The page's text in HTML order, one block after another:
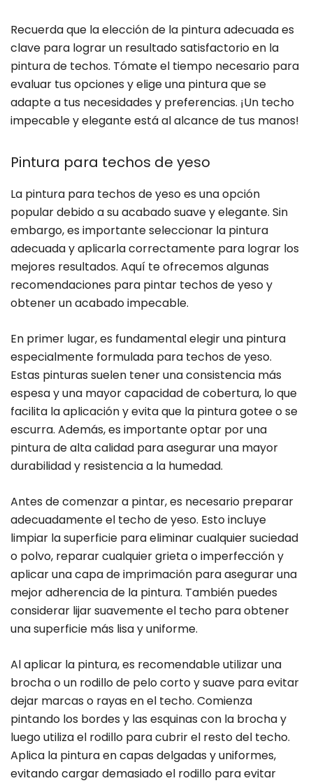
Recuerda que la elección de la pintura adecuada es
clave para lograr un resultado satisfactorio en la
pintura de techos. Tómate el tiempo necesario para
evaluar tus opciones y elige una pintura que se
adapte a tus necesidades y preferencias. ¡Un techo
impecable y elegante está al alcance de tus manos!
Pintura para techos de yeso
La pintura para techos de yeso es una opción
popular debido a su acabado suave y elegante. Sin
embargo, es importante seleccionar la pintura
adecuada y aplicarla correctamente para lograr los
mejores resultados. Aquí te ofrecemos algunas
recomendaciones para pintar techos de yeso y
obtener un acabado impecable.
En primer lugar, es fundamental elegir una pintura
especialmente formulada para techos de yeso.
Estas pinturas suelen tener una consistencia más
espesa y una mayor capacidad de cobertura, lo que
facilita la aplicación y evita que la pintura gotee o se
escurra. Además, es importante optar por una
pintura de alta calidad para asegurar una mayor
durabilidad y resistencia a la humedad.
Antes de comenzar a pintar, es necesario preparar
adecuadamente el techo de yeso. Esto incluye
limpiar la superficie para eliminar cualquier suciedad
o polvo, reparar cualquier grieta o imperfección y
aplicar una capa de imprimación para asegurar una
mejor adherencia de la pintura. También puedes
considerar lijar suavemente el techo para obtener
una superficie más lisa y uniforme.
Al aplicar la pintura, es recomendable utilizar una
brocha o un rodillo de pelo corto y suave para evitar
dejar marcas o rayas en el techo. Comienza
pintando los bordes y las esquinas con la brocha y
luego utiliza el rodillo para cubrir el resto del techo.
Aplica la pintura en capas delgadas y uniformes,
evitando cargar demasiado el rodillo para evitar